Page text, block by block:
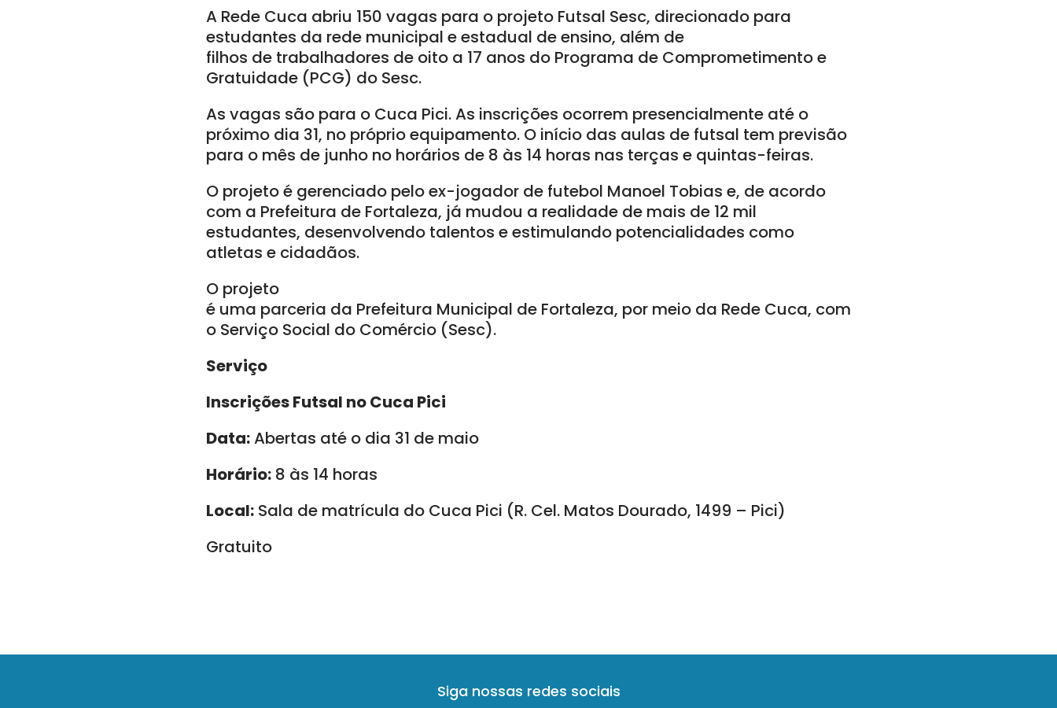
A Rede Cuca abriu 150 vagas para o projeto Futsal Sesc, direcionado para
estudantes da rede municipal e estadual de ensino, além de
filhos de trabalhadores de oito a 17 anos do Programa de Comprometimento e
Gratuidade (PCG) do Sesc.
As vagas são para o Cuca Pici. As inscrições ocorrem presencialmente até o
próximo dia 31, no próprio equipamento. O início das aulas de futsal tem previsão
para o mês de junho no horários de 8 às 14 horas nas terças e quintas-feiras.
O projeto é gerenciado pelo ex-jogador de futebol Manoel Tobias e, de acordo
com a Prefeitura de Fortaleza, já mudou a realidade de mais de 12 mil
estudantes, desenvolvendo talentos e estimulando potencialidades como
atletas e cidadãos.
O projeto
é uma parceria da Prefeitura Municipal de Fortaleza, por meio da Rede Cuca, com
o Serviço Social do Comércio (Sesc).
Serviço
Inscrições Futsal no Cuca Pici
Data:Abertas até o dia 31 de maio
Horário: 8 às 14 horas
Local: Sala de matrícula do Cuca Pici (R. Cel. Matos Dourado, 1499 – Pici)
Gratuito
Siga nossas redes sociais